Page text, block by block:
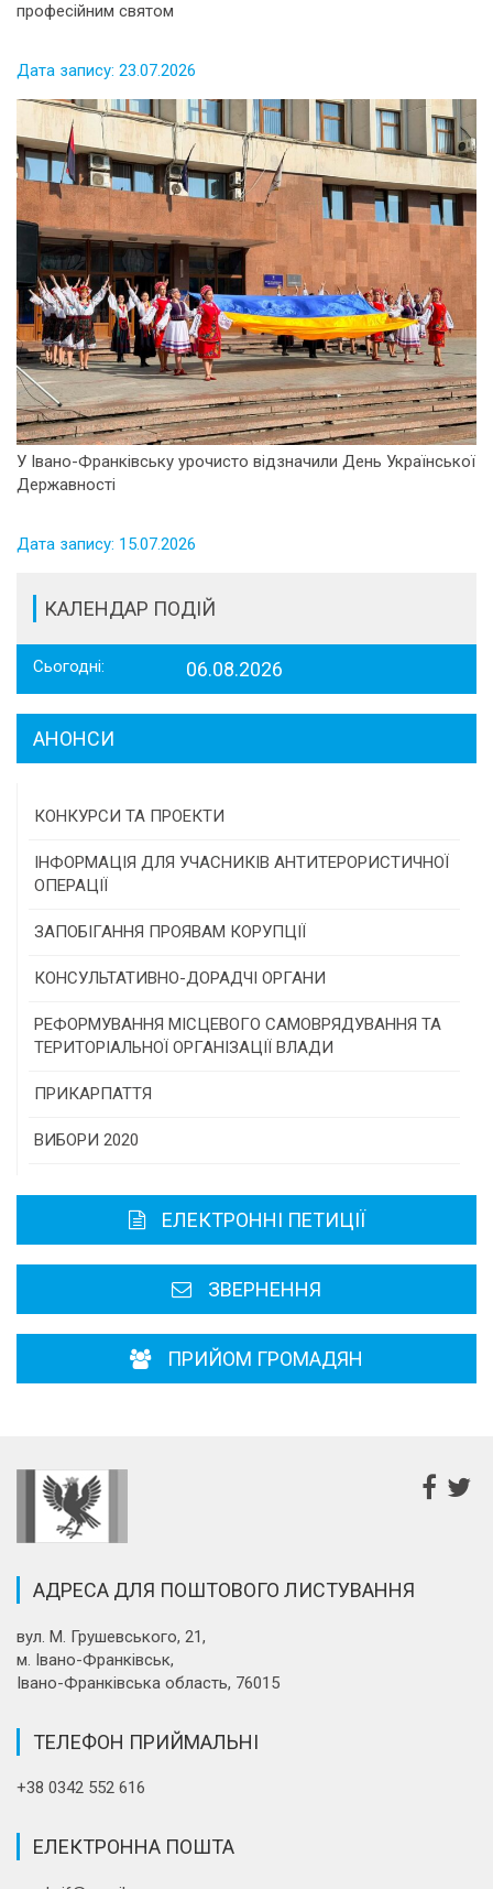
професійним святом
Дата запису: 23.07.2026
У Івано-Франківську урочисто відзначили День Української
Державності
Дата запису: 15.07.2026
КАЛЕНДАР ПОДІЙ
Сьогодні: 06.08.2026
АНОНСИ
КОНКУРСИ ТА ПРОЕКТИ
Конкурс проектів та програм місцевого
самоврядування
Конкурс інститутів громадянського суспільства
Програми/конкурси МТД
ІНФОРМАЦІЯ ДЛЯ УЧАСНИКІВ АНТИТЕРОРИСТИЧНОЇ
ОПЕРАЦІЇ
ЗАПОБІГАННЯ ПРОЯВАМ КОРУПЦІЇ
КОНСУЛЬТАТИВНО-ДОРАДЧІ ОРГАНИ
Консультативна рада
РЕФОРМУВАННЯ МІСЦЕВОГО САМОВРЯДУВАННЯ ТА
ТЕРИТОРІАЛЬНОЇ ОРГАНІЗАЦІЇ ВЛАДИ
ПРИКАРПАТТЯ
Історична довідка
Районні, міські ради
ВИБОРИ 2020
ЕЛЕКТРОННІ ПЕТИЦІЇ
ЗВЕРНЕННЯ
ПРИЙОМ ГРОМАДЯН
АДРЕСА ДЛЯ ПОШТОВОГО ЛИСТУВАННЯ
вул. М. Грушевського, 21,
м. Івано-Франківськ,
Івано-Франківська область, 76015
ТЕЛЕФОН ПРИЙМАЛЬНІ
+38 0342 552 616
ЕЛЕКТРОННА ПОШТА